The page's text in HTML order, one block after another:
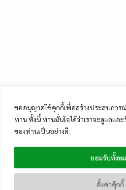
ขออนุญาตใช้คุกกี้เพื่อสร้างประสบการ
ท่าน ทั้งนี้ ท่านมั่นใจได้ว่าเราจะดูแลแล
ของท่านเป็นอย่างดี.
ตั้งค่าคุ๊กกี้
ยอมรับทั้งห